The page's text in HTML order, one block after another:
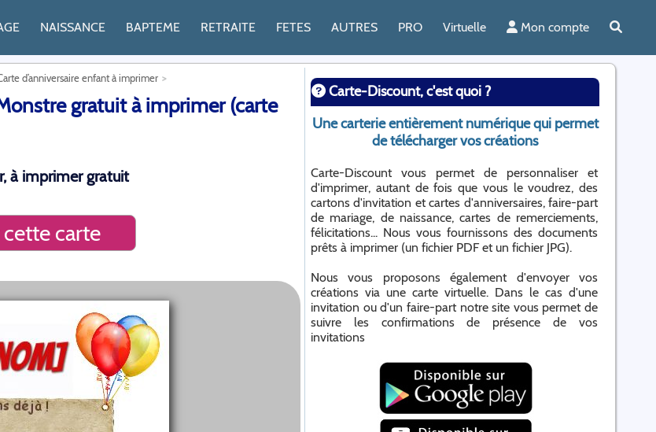
NAISSANCE BAPTEME RETRAITE FETES AUTRES PRO Virtuelle Mon compte
d’anniversaire enfant à imprimer
gratuit à imprimer (carte
à imprimer gratuit
carte
Carte-Discount, c'est quoi ?
Une carterie entièrement numérique qui permet
de télécharger vos créations
Carte-Discount vous permet de personnaliser et
d'imprimer, autant de fois que vous le voudrez, des
cartons d'invitation et cartes d'anniversaires, faire-part
de mariage, de naissance, cartes de remerciements,
félicitations... Nous vous fournissons des documents
prêts à imprimer (un fichier PDF et un fichier JPG).
Nous vous proposons également d'envoyer vos
créations via une carte virtuelle. Dans le cas d'une
invitation ou d'un faire-part notre site vous permet de
suivre les confirmations de présence de vos
invitations